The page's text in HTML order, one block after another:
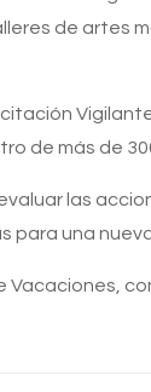
de artes
de más de
las
para una
Vacaciones,